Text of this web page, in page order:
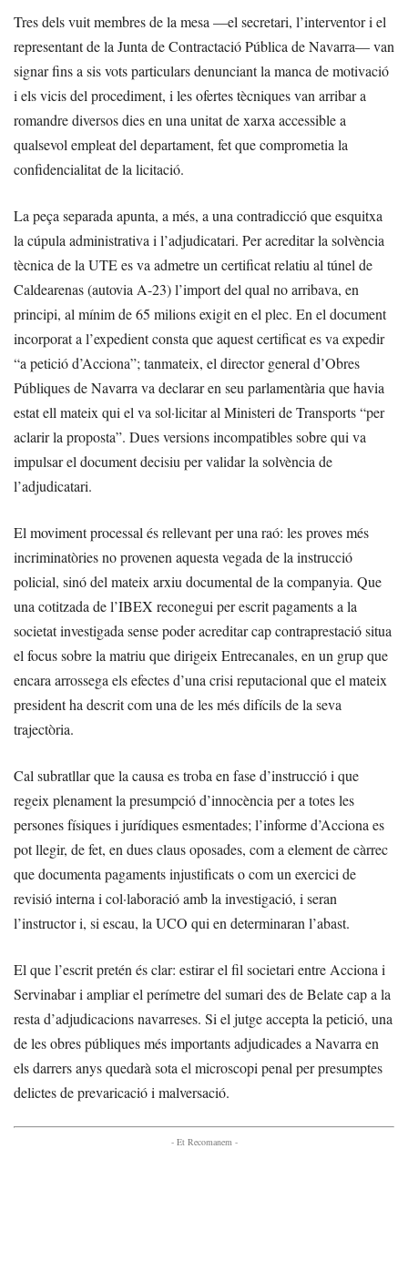
Tres dels vuit membres de la mesa —el secretari, l’interventor i el
representant de la Junta de Contractació Pública de Navarra— van
signar fins a sis vots particulars denunciant la manca de motivació
i els vicis del procediment, i les ofertes tècniques van arribar a
romandre diversos dies en una unitat de xarxa accessible a
qualsevol empleat del departament, fet que comprometia la
confidencialitat de la licitació.
La peça separada apunta, a més, a una contradicció que esquitxa
la cúpula administrativa i l’adjudicatari. Per acreditar la solvència
tècnica de la UTE es va admetre un certificat relatiu al túnel de
Caldearenas (autovia A-23) l’import del qual no arribava, en
principi, al mínim de 65 milions exigit en el plec. En el document
incorporat a l’expedient consta que aquest certificat es va expedir
“a petició d’Acciona”; tanmateix, el director general d’Obres
Públiques de Navarra va declarar en seu parlamentària que havia
estat ell mateix qui el va sol·licitar al Ministeri de Transports “per
aclarir la proposta”. Dues versions incompatibles sobre qui va
impulsar el document decisiu per validar la solvència de
l’adjudicatari.
El moviment processal és rellevant per una raó: les proves més
incriminatòries no provenen aquesta vegada de la instrucció
policial, sinó del mateix arxiu documental de la companyia. Que
una cotitzada de l’IBEX reconegui per escrit pagaments a la
societat investigada sense poder acreditar cap contraprestació situa
el focus sobre la matriu que dirigeix Entrecanales, en un grup que
encara arrossega els efectes d’una crisi reputacional que el mateix
president ha descrit com una de les més difícils de la seva
trajectòria.
Cal subratllar que la causa es troba en fase d’instrucció i que
regeix plenament la presumpció d’innocència per a totes les
persones físiques i jurídiques esmentades; l’informe d’Acciona es
pot llegir, de fet, en dues claus oposades, com a element de càrrec
que documenta pagaments injustificats o com un exercici de
revisió interna i col·laboració amb la investigació, i seran
l’instructor i, si escau, la UCO qui en determinaran l’abast.
El que l’escrit pretén és clar: estirar el fil societari entre Acciona i
Servinabar i ampliar el perímetre del sumari des de Belate cap a la
resta d’adjudicacions navarreses. Si el jutge accepta la petició, una
de les obres públiques més importants adjudicades a Navarra en
els darrers anys quedarà sota el microscopi penal per presumptes
delictes de prevaricació i malversació.
- Et Recomanem -